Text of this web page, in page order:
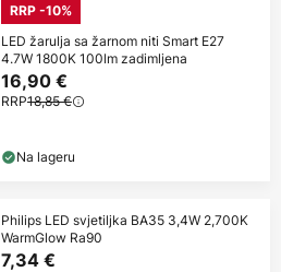
RRP -10%
LED žarulja sa žarnom niti Smart E27
4.7W 1800K 100lm zadimljena
16,90 €
RRP18,85 €
Na lageru
Philips LED svjetiljka BA35 3,4W 2,700K
WarmGlow Ra90
7,34 €